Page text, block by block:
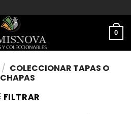
0
/ COLECCIONAR TAPAS O
CHAPAS
FILTRAR